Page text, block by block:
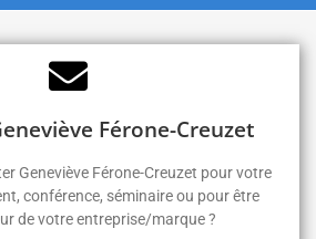
Férone-Creuzet
Geneviève Férone-Creuzet pour votre
conférence, séminaire ou pour être
de votre entreprise/marque ?